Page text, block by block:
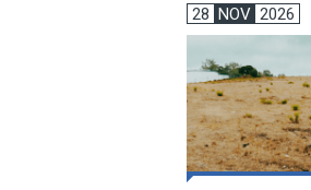
28 NOV 2026